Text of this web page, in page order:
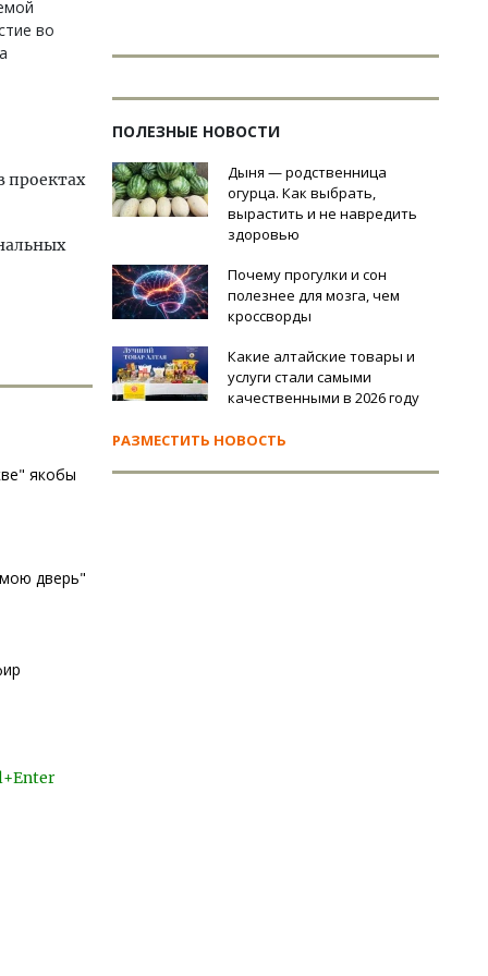
во
проектах
якобы
дверь"
ПОЛЕЗНЫЕ НОВОСТИ
Дыня — родственница
огурца. Как выбрать,
вырастить и не навредить
здоровью
Почему прогулки и сон
полезнее для мозга, чем
кроссворды
Какие алтайские товары и
услуги стали самыми
качественными в 2026 году
РАЗМЕСТИТЬ НОВОСТЬ